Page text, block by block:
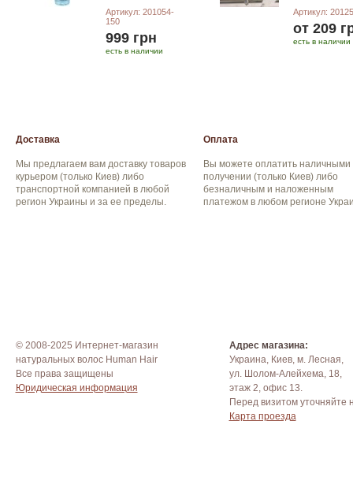
Артикул: 201054-
150
999 грн
есть в наличии
Артикул:
от 209
есть в наличии
Доставка
Мы предлагаем вам доставку товаров
курьером (только Киев) либо
транспортной компанией в любой
регион Украины и за ее пределы.
Оплата
Вы можете оплатить наличными
получении (только Киев) либо
безналичным и наложенным
платежом в любом регионе
© 2008-2025 Интернет-магазин
натуральных волос Human Hair
Все права защищены
Юридическая информация
Адрес магазина:
Украина, Киев, м. Лесная,
ул. Шолом-Алейхема, 18,
этаж 2, офис 13.
Перед визитом уточняйте
Карта проезда